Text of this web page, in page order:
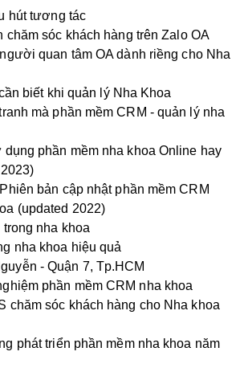
hút tương tác
chăm sóc khách hàng trên Zalo OA
quan tâm OA dành riềng cho Nha
biết khi quản lý Nha Khoa
mà phần mềm CRM - quản lý nha
dụng phần mềm nha khoa Online hay
bản cập nhật phần mềm CRM
(updated 2022)
nha khoa
nha khoa hiệu quả
- Quận 7, Tp.HCM
phần mềm CRM nha khoa
chăm sóc khách hàng cho Nha khoa
phát triển phần mềm nha khoa năm